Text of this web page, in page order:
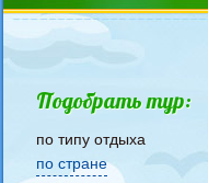
Подобрать тур:
по типу отдыха
по стране